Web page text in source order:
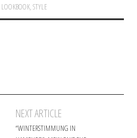
LOOKBOOK,STYLE
NEXT ARTICLE
“WINTERSTIMMUNG IN